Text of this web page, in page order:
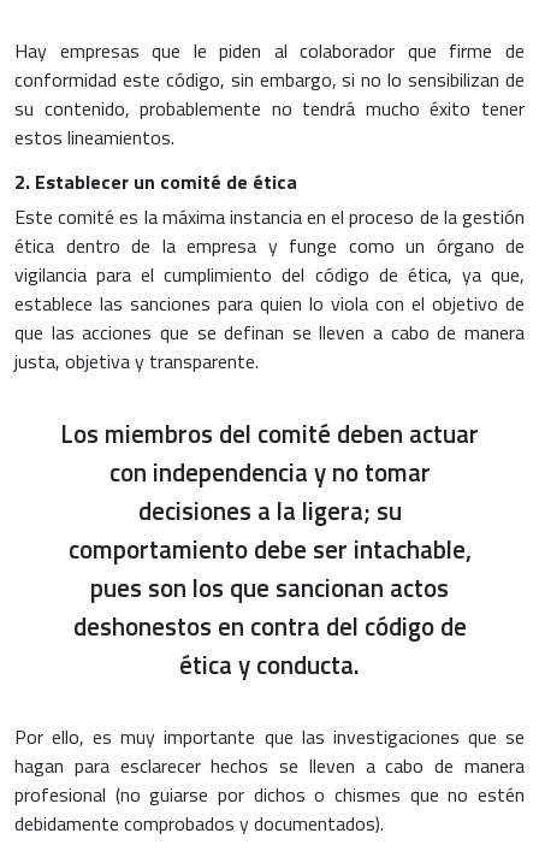
Hay empresas que le piden al colaborador que firme de
conformidad este código, sin embargo, si no lo sensibilizan de
su contenido, probablemente no tendrá mucho éxito tener
estos lineamientos.
2. Establecer un comité de ética
Este comité es la máxima instancia en el proceso de la gestión
ética dentro de la empresa y funge como un órgano de
vigilancia para el cumplimiento del código de ética, ya que,
establece las sanciones para quien lo viola con el objetivo de
que las acciones que se definan se lleven a cabo de manera
justa, objetiva y transparente.
Los miembros del comité deben actuar
con independencia y no tomar
decisiones a la ligera; su
comportamiento debe ser intachable,
pues son los que sancionan actos
deshonestos en contra del código de
ética y conducta.
Por ello, es muy importante que las investigaciones que se
hagan para esclarecer hechos se lleven a cabo de manera
profesional (no guiarse por dichos o chismes que no estén
debidamente comprobados y documentados).